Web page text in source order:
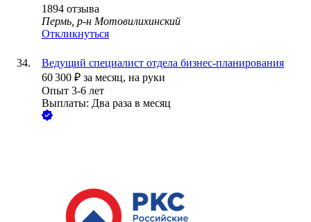
1894 отзыва
Пермь, р-н Мотовилихинский
Откликнуться
Ведущий специалист отдела бизнес-планирования
60 300 ₽ за месяц, на руки
Опыт 3-6 лет
Выплаты: Два раза в месяц